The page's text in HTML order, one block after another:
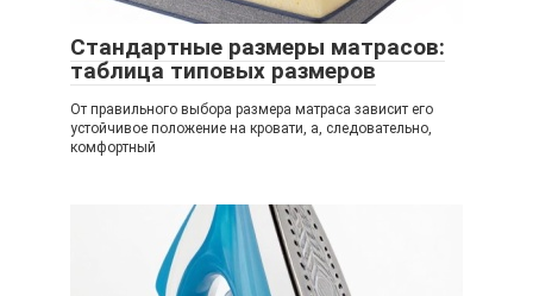
Стандартные размеры матрасов:
таблица типовых размеров
От правильного выбора размера матраса зависит его
устойчивое положение на кровати, а, следовательно,
комфортный